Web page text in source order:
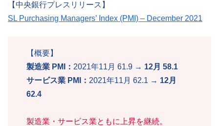
【中央銀行プレスリリース】
SL Purchasing Managers’ Index (PMI) – December 2021
【概要】
製造業 PMI： 2021年11月 61.9 → 12月 58.1
サービス業 PMI： 2021年11月 62.1 → 12月
62.4
製造業・サービス業ともに上昇を継続。